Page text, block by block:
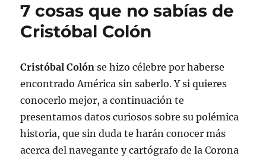
7 cosas que no sabías de
Cristóbal Colón
Cristóbal Colón se hizo célebre por haberse
encontrado América sin saberlo. Y si quieres
conocerlo mejor, a continuación te
presentamos datos curiosos sobre su polémica
historia, que sin duda te harán conocer más
acerca del navegante y cartógrafo de la Corona